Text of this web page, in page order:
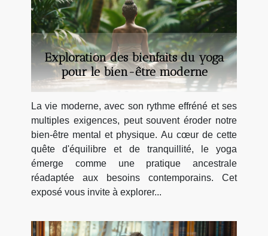
Exploration des bienfaits du yoga
pour le bien-être moderne
La vie moderne, avec son rythme effréné et ses
multiples exigences, peut souvent éroder notre
bien-être mental et physique. Au cœur de cette
quête d'équilibre et de tranquillité, le yoga
émerge comme une pratique ancestrale
réadaptée aux besoins contemporains. Cet
exposé vous invite à explorer...